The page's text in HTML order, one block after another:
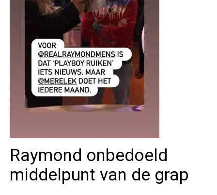
Raymond onbedoeld
middelpunt van de grap